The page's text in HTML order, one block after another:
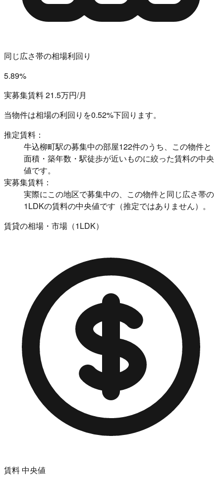
同じ広さ帯の相場利回り
5.89%
実募集賃料 21.5万円/月
当物件は相場の利回りを0.52%下回ります。
推定賃料：
牛込柳町駅の募集中の部屋122件のうち、この物件と
面積・築年数・駅徒歩が近いものに絞った賃料の中央
値です。
実募集賃料：
実際にこの地区で募集中の、この物件と同じ広さ帯の
1LDKの賃料の中央値です（推定ではありません）。
賃貸の相場・市場（1LDK）
賃料 中央値